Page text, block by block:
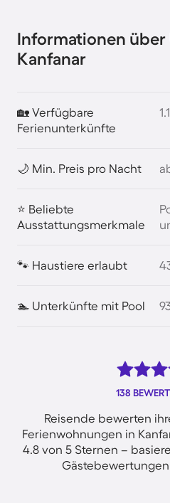
Informationen
Kanfanar
🏡 Verfügbare
Ferienunterkünfte
🌙 Min. Preis pro Nacht
⭐ Beliebte
Ausstattungsmerkmale
🐾 Haustiere erlaubt
🏊 Unterkünfte mit Pool
138
Reisende bewerten
Ferienwohnungen in
4.8 von 5 Sternen –